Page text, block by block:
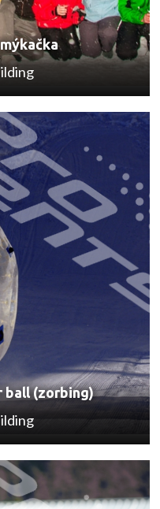
ball (zorbing)